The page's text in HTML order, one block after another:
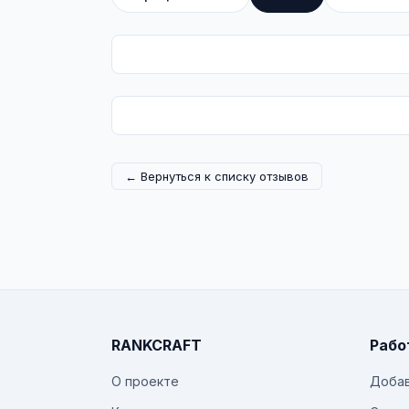
← Вернуться к списку отзывов
RANKCRAFT
О проекте